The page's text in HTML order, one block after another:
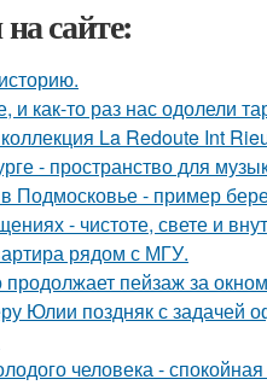
сайте:
как-то раз нас одолели
La Redoute Int
- пространство для
Подмосковье - пример
- чистоте, свете и
рядом с МГУ.
пейзаж за
Юлии поздняк с задачей
человека -